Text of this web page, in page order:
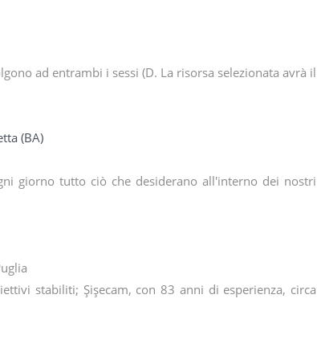
ad entrambi i sessi (D. La risorsa selezionata avrà il
(BA)
giorno tutto ciò che desiderano all'interno dei nostri
stabiliti; Şişecam, con 83 anni di esperienza, circa